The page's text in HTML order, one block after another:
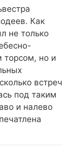
Как
не только
торсом, но и
встреч
под таким
и налево